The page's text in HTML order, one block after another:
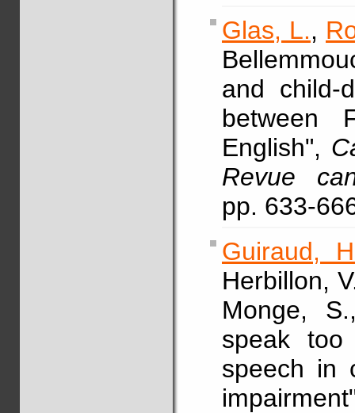
Glas, L.,
and child-
between
English",
Revue
pp. 633-
Guiraud,
Herbillon,
Monge,
speak
speech in